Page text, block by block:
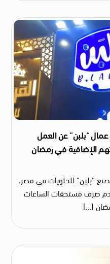
“بلبن” عن العمل
الإضافية في رمضان
“بلبن” للحلويات في مصر،
صرف مستحقات الساعات
[…]